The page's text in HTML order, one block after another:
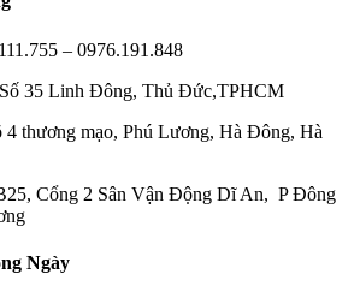
– 0976.191.848
35 Linh Đông, Thủ Đức,TPHCM
4 thương mạo, Phú Lương, Hà Đông, Hà
Cổng 2 Sân Vận Động Dĩ An, P Đông
Ngày